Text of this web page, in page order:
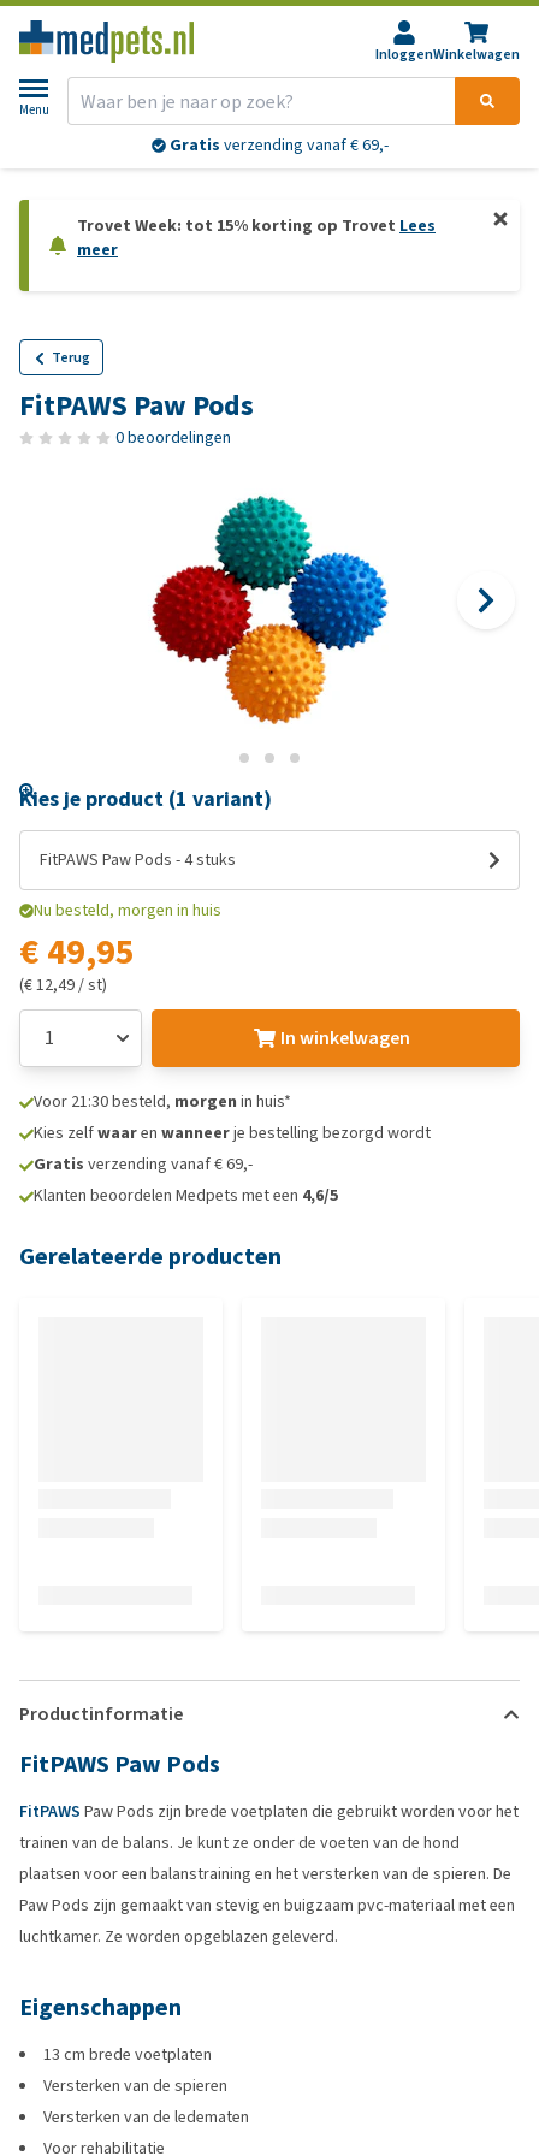
InloggenWinkelwagen
Menu
Gratis verzending vanaf € 69,-
Trovet Week: tot 15% korting op Trovet Lees
meer
Terug
FitPAWS Paw Pods
0 beoordelingen
Kies je product (1 variant)
FitPAWS Paw Pods - 4 stuks
Nu besteld, morgen in huis
€ 49,95
(€ 12,49 / st)
In winkelwagen
Voor 21:30 besteld, morgen in huis*
Kies zelfwaaren wanneerje bestelling bezorgd wordt
Gratis verzending vanaf € 69,-
Klanten beoordelen Medpets met een 4,6/5
Gerelateerde producten
Productinformatie
FitPAWS Paw Pods
FitPAWS Paw Pods zijn brede voetplaten die gebruikt worden voor het
trainen van de balans. Je kunt ze onder de voeten van de hond
plaatsen voor een balanstraining en het versterken van de spieren. De
Paw Pods zijn gemaakt van stevig en buigzaam pvc-materiaal met een
luchtkamer. Ze worden opgeblazen geleverd.
Eigenschappen
13 cm brede voetplaten
Versterken van de spieren
Versterken van de ledematen
Voor rehabilitatie